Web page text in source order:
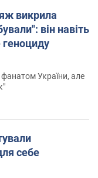
викрила
він навіть
геноциду
України, але
себе